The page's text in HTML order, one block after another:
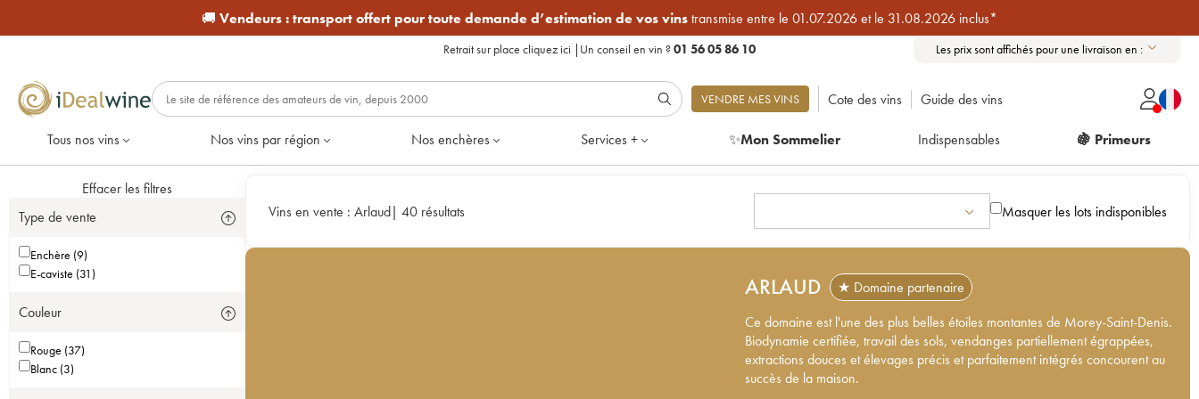
🚚 Vendeurs :transport offert pour toute demande d’estimation de vos vinstransmise entre le 01.07.2026 et le 31.08.2026 inclus*
Retrait sur place cliquez ici | Un conseil en vin ?01 56 05 86 10 Les prix sont affichés pour une livraison en :
VENDRE MES VINS Cote des vins Guide des vins
Tous nos vins Nos vins par région Nos enchères Services + ✨Mon Sommelier Indispensables 🍇 Primeurs
Effacer les filtres
Type de vente
Enchère (9)
E-caviste (31)
Couleur
Rouge (37)
Blanc (3)
Vins en vente : Arlaud| 40 résultats Masquer les lots indisponibles
ARLAUD
★ Domaine partenaire
Ce domaine est l'une des plus belles étoiles montantes de Morey-Saint-Denis.
Biodynamie certifiée, travail des sols, vendanges partiellement égrappées,
extractions douces et élevages précis et parfaitement intégrés concourent au
succès de la maison.